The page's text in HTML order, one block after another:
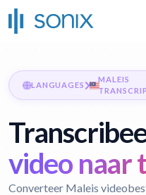
LANGUAGES
MALEIS
video naar
Converteer Maleis